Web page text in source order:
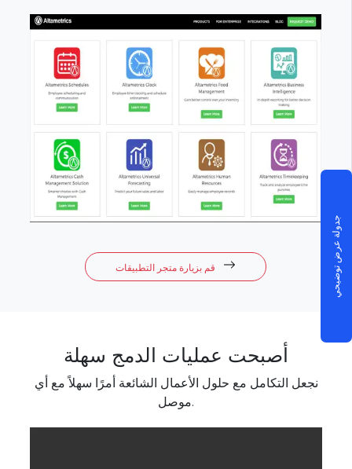
أصبحت عمليات الدمج سهلة
نجعل التكامل مع حلول الأعمال الشائعة أمرًا سهلاً مع أي
موصل.
جدولة عرض توضيحي